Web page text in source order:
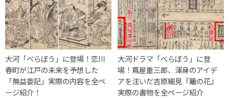
大河「べらぼう」に登場！恋川
春町が江戸の未来を予想した
「無益委記」実際の内容を全ペ
ージ紹介！
大河ドラマ「べらぼう」に登
場！蔦屋重三郎、渾身のアイデ
アを注いだ吉原細見『籬の花』
実際の書物を全ページ紹介